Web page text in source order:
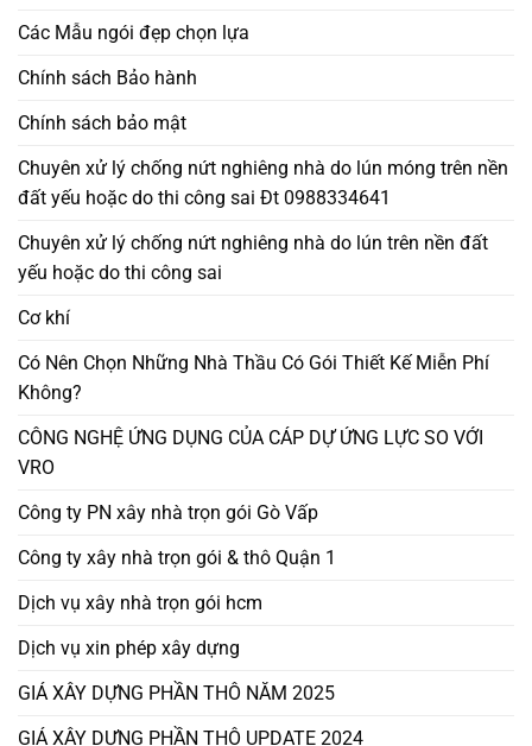
Các Mẫu ngói đẹp chọn lựa
Chính sách Bảo hành
Chính sách bảo mật
Chuyên xử lý chống nứt nghiêng nhà do lún móng trên nền
đất yếu hoặc do thi công sai Đt 0988334641
Chuyên xử lý chống nứt nghiêng nhà do lún trên nền đất
yếu hoặc do thi công sai
Cơ khí
Có Nên Chọn Những Nhà Thầu Có Gói Thiết Kế Miễn Phí
Không?
CÔNG NGHỆ ỨNG DỤNG CỦA CÁP DỰ ỨNG LỰC SO VỚI
VRO
Công ty PN xây nhà trọn gói Gò Vấp
Công ty xây nhà trọn gói & thô Quận 1
Dịch vụ xây nhà trọn gói hcm
Dịch vụ xin phép xây dựng
GIÁ XÂY DỰNG PHẦN THÔ NĂM 2025
GIÁ XÂY DỰNG PHẦN THÔ UPDATE 2024